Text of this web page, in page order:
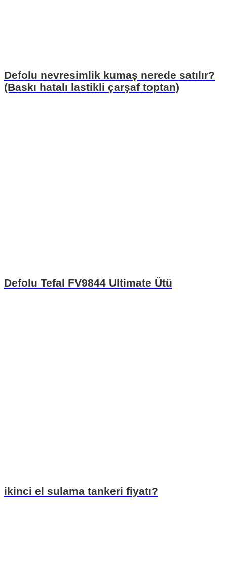
Defolu nevresimlik kumaş nerede satılır?
(Baskı hatalı lastikli çarşaf toptan)
Defolu Tefal FV9844 Ultimate Ütü
ikinci el sulama tankeri fiyatı?